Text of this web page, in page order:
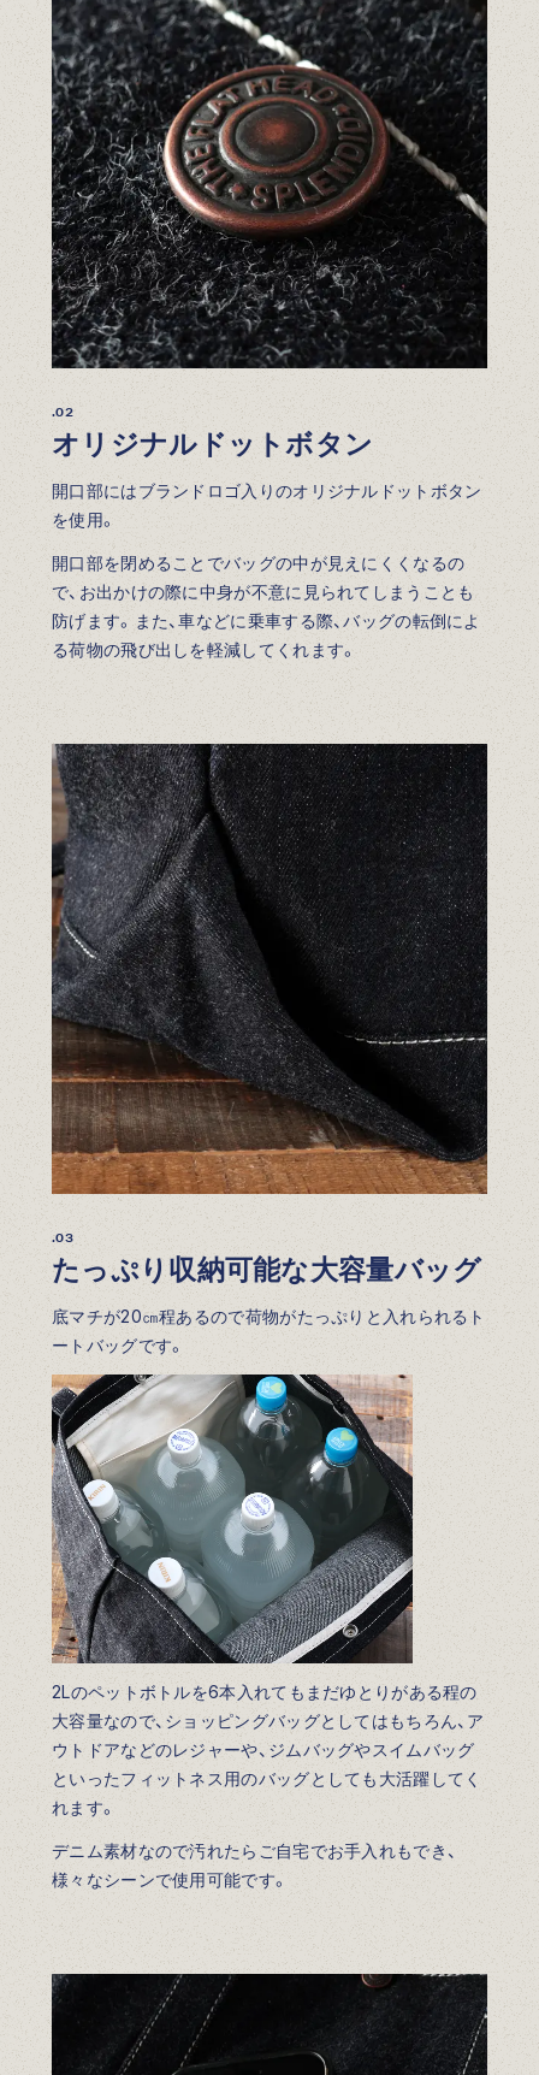
.02
オリジナルドットボタン
開口部にはブランドロゴ入りのオリジナルドットボタン
を使用。
開口部を閉めることでバッグの中が見えにくくなるの
で、お出かけの際に中身が不意に見られてしまうことも
防げます。また、車などに乗車する際、バッグの転倒によ
る荷物の飛び出しを軽減してくれます。
.03
たっぷり収納可能な大容量バッグ
底マチが20㎝程あるので荷物がたっぷりと入れられるト
ートバッグです。
2Lのペットボトルを6本入れてもまだゆとりがある程の
大容量なので、ショッピングバッグとしてはもちろん、ア
ウトドアなどのレジャーや、ジムバッグやスイムバッグ
といったフィットネス用のバッグとしても大活躍してく
れます。
デニム素材なので汚れたらご自宅でお手入れもでき、
様々なシーンで使用可能です。